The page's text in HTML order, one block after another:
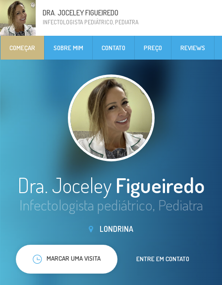
DRA. JOCELEY FIGUEIREDO
INFECTOLOGISTA PEDIÁTRICO, PEDIATRA
COMEÇAR SOBRE MIM CONTATO PREÇO REVIEWS
Dra. Joceley Figueiredo
Infectologista pediátrico, Pediatra
LONDRINA
MARCAR UMA VISITA ENTRE EM CONTATO